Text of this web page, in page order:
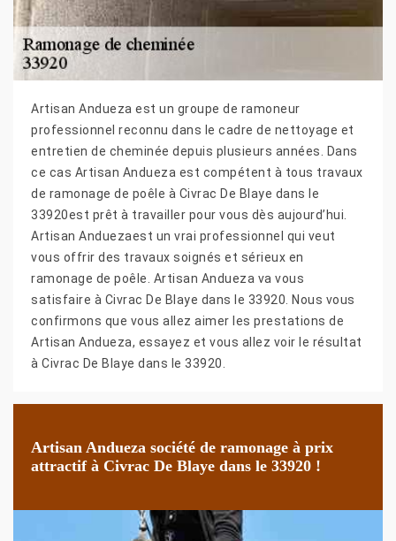
Artisan Andueza est un groupe de ramoneur
professionnel reconnu dans le cadre de nettoyage et
entretien de cheminée depuis plusieurs années. Dans
ce cas Artisan Andueza est compétent à tous travaux
de ramonage de poêle à Civrac De Blaye dans le
33920est prêt à travailler pour vous dès aujourd’hui.
Artisan Anduezaest un vrai professionnel qui veut
vous offrir des travaux soignés et sérieux en
ramonage de poêle. Artisan Andueza va vous
satisfaire à Civrac De Blaye dans le 33920. Nous vous
confirmons que vous allez aimer les prestations de
Artisan Andueza, essayez et vous allez voir le résultat
à Civrac De Blaye dans le 33920.
Artisan Andueza société de ramonage à prix
attractif à Civrac De Blaye dans le 33920 !